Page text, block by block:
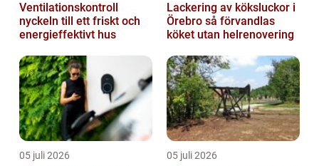
Ventilationskontroll
nyckeln till ett friskt och
energieffektivt hus
Lackering av köksluckor i
Örebro så förvandlas
köket utan helrenovering
05 juli 2026 05 juli 2026